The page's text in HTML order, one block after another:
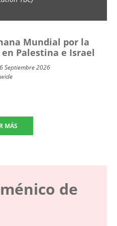
Mundial por la
en Palestina e Israel
Septiembre 2026
MÁS
de